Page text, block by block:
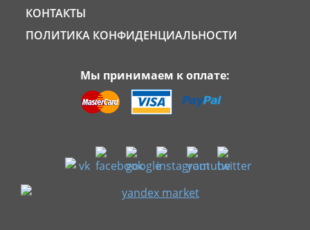
КОНТАКТЫ
ПОЛИТИКА КОНФИДЕНЦИАЛЬНОСТИ
Мы принимаем к оплате: